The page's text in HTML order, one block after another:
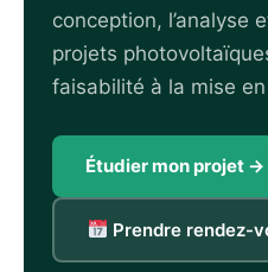
conception, l’analyse
projets
faisabilité à la mise
Étudier mon projet →
Prendre rendez-